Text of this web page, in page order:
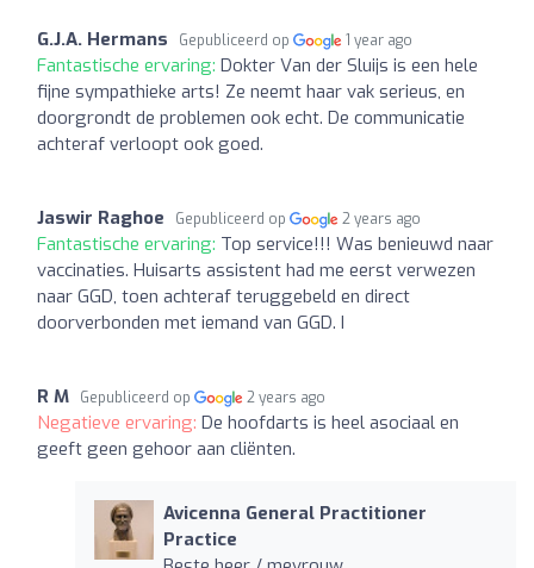
G.J.A. Hermans Gepubliceerd op 1 year ago
Fantastische ervaring: Dokter Van der Sluijs is een hele
fijne sympathieke arts! Ze neemt haar vak serieus, en
doorgrondt de problemen ook echt. De communicatie
achteraf verloopt ook goed.
Jaswir Raghoe Gepubliceerd op 2 years ago
Fantastische ervaring: Top service!!! Was benieuwd naar
vaccinaties. Huisarts assistent had me eerst verwezen
naar GGD, toen achteraf teruggebeld en direct
doorverbonden met iemand van GGD. I
R M Gepubliceerd op 2 years ago
Negatieve ervaring: De hoofdarts is heel asociaal en
geeft geen gehoor aan cliënten.
Avicenna General Practitioner
Practice